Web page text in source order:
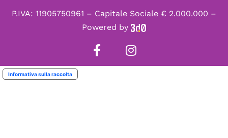
P.IVA: 11905750961 – Capitale Sociale € 2.000.000 –
Powered by
Informativa sulla raccolta